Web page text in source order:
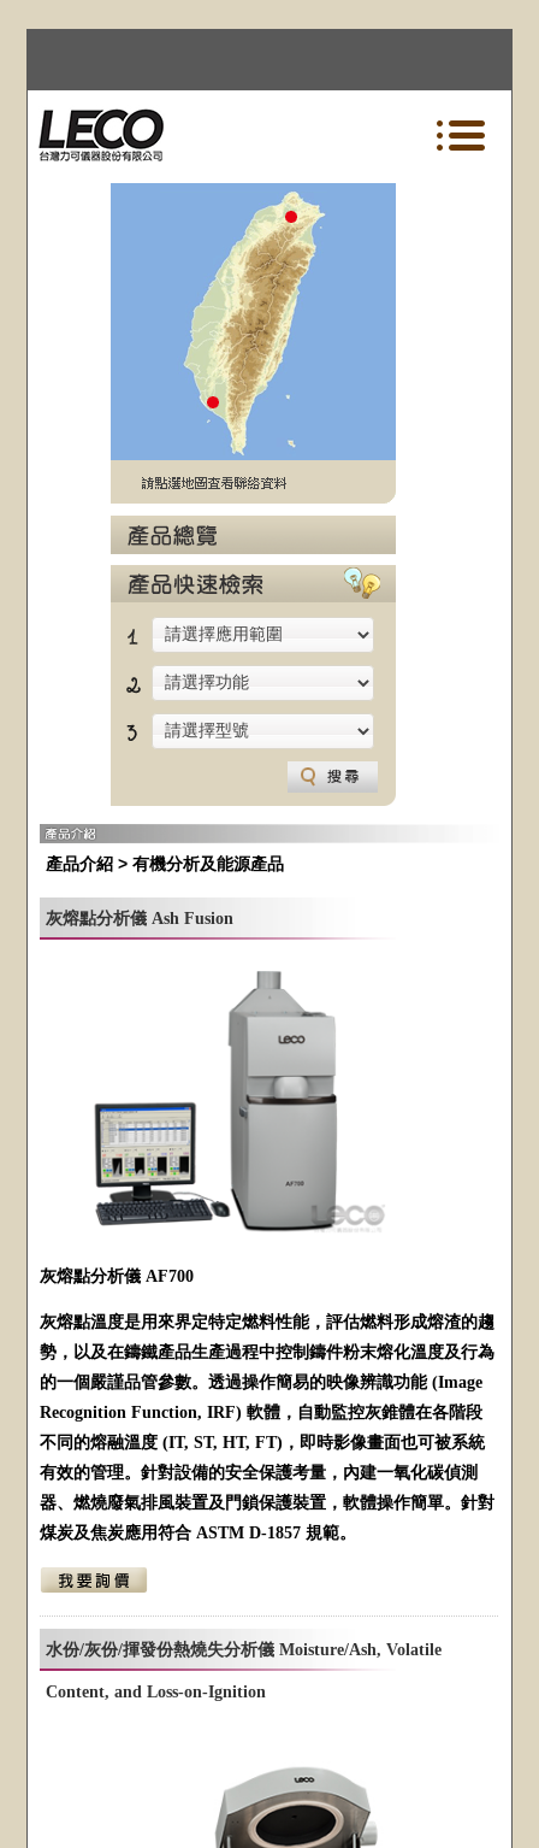
產品介紹 > 有機分析及能源產品
灰熔點分析儀 Ash Fusion
灰熔點分析儀 AF700
灰熔點溫度是用來界定特定燃料性能，評估燃料形成熔渣的趨
勢，以及在鑄鐵產品生產過程中控制鑄件粉末熔化溫度及行為
的一個嚴謹品管參數。透過操作簡易的映像辨識功能 (Image
Recognition Function, IRF) 軟體，自動監控灰錐體在各階段
不同的熔融溫度 (IT, ST, HT, FT)，即時影像畫面也可被系統
有效的管理。針對設備的安全保護考量，內建一氧化碳偵測
器、燃燒廢氣排風裝置及門鎖保護裝置，軟體操作簡單。針對
煤炭及焦炭應用符合 ASTM D-1857 規範。
水份/灰份/揮發份熱燒失分析儀 Moisture/Ash, Volatile
Content, and Loss-on-Ignition